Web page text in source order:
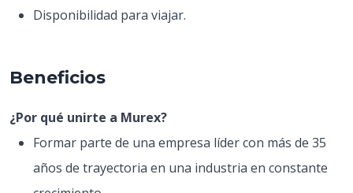
Disponibilidad para viajar.
Beneficios
¿Por qué unirte a Murex?
Formar parte de una empresa líder con más de 35
años de trayectoria en una industria en constante